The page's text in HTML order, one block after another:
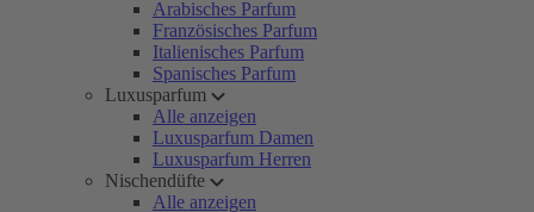
Arabisches Parfum
Französisches Parfum
Italienisches Parfum
Spanisches Parfum
Luxusparfum
Alle anzeigen
Luxusparfum Damen
Luxusparfum Herren
Nischendüfte
Alle anzeigen